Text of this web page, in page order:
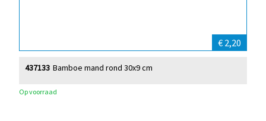
€ 2,20
Bamboe mand rond 30x9 cm
437133
Op voorraad